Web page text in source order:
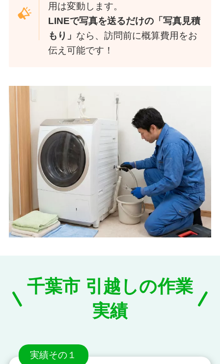
用は変動します。
LINEで写真を送るだけの「写真見積
もり」 なら、訪問前に概算費用をお
伝え可能です！
千葉市 引越しの作業
実績
実績その１